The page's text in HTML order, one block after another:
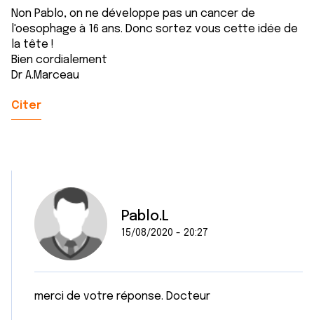
Non Pablo, on ne développe pas un cancer de
l'oesophage à 16 ans. Donc sortez vous cette idée de
la tête !
Bien cordialement
Dr A.Marceau
Citer
Pablo.L
15/08/2020 - 20:27
merci de votre réponse. Docteur